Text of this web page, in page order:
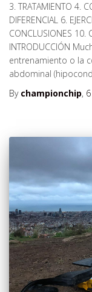
3. TRATAMIENTO 4.
DIFERENCIAL 6.
CONCLUSIONES 10.
INTRODUCCIÓN
entrenamiento o la
abdominal
By championchip,